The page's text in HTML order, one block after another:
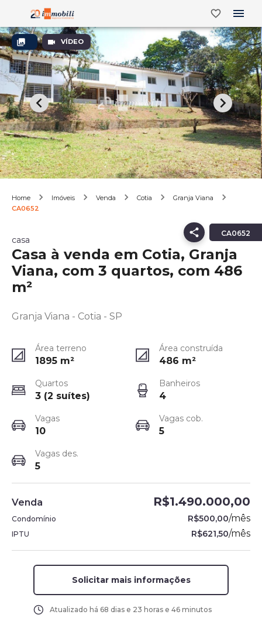
VÍDEO
Home Imóveis Venda Cotia
Granja Viana
CA0652
CA0652
casa
Casa à venda em Cotia, Granja
Viana, com 3 quartos, com 486
m²
Granja Viana - Cotia - SP
Área terreno
1895 m²
Área construída
486 m²
Quartos
3 (2 suítes)
Banheiros
4
Vagas
10
Vagas cob.
5
Vagas des.
5
Venda R$1.490.000,00
Condomínio R$500,00/mês
IPTU R$621,50/mês
Solicitar mais informações
Atualizado há 68 dias e 23 horas e 46 minutos